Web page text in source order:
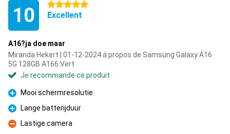
10 5 étoiles
Excellent
A16?ja doe maar
Miranda Hekert | 01-12-2024 á propos de Samsung Galaxy A16
5G 128GB A166 Vert
Je recommande ce produit
Pour
Mooi schermresolutie
Pour
Lange batterijduur
Contre
Lastige camera